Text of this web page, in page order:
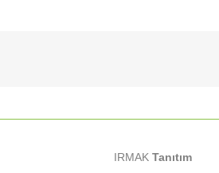
IRMAK Tanıtım